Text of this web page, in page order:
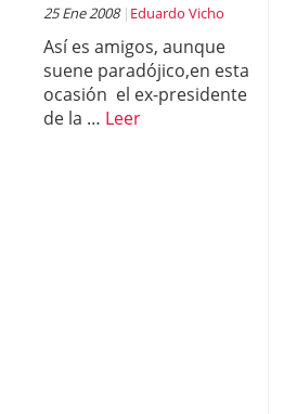
25 Ene 2008 Eduardo Vicho
Así es amigos, aunque
suene paradójico,en esta
ocasión el ex-presidente
de la … Leer